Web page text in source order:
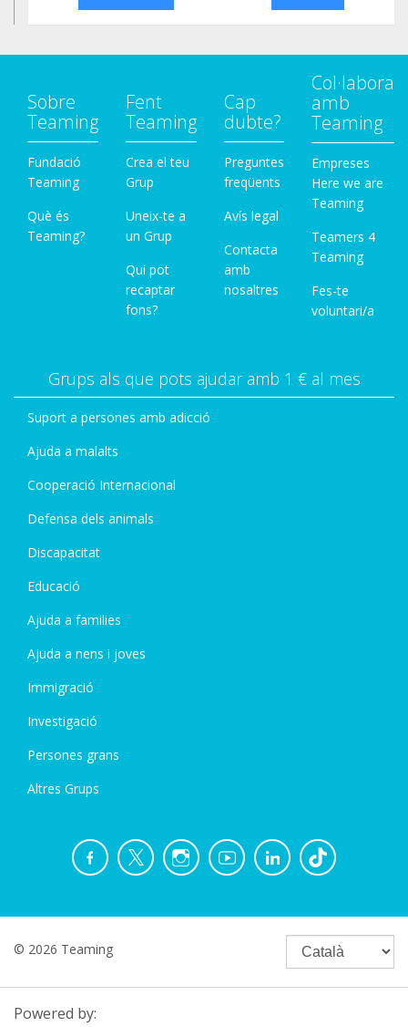
Sobre
Teaming
Fundació
Teaming
Què és
Teaming?
Fent
Teaming
Crea el teu
Grup
Uneix-te a
un Grup
Qui pot
recaptar
fons?
Cap
dubte?
Preguntes
freqüents
Avís legal
Contacta
amb
nosaltres
Col·labora
amb
Teaming
Empreses
Here we are
Teaming
Teamers 4
Teaming
Fes-te
voluntari/a
Grups als que pots ajudar amb 1 € al mes
Suport a persones amb adicció
Ajuda a malalts
Cooperació Internacional
Defensa dels animals
Discapacitat
Educació
Ajuda a families
Ajuda a nens i joves
Immigració
Investigació
Persones grans
Altres Grups
© 2026 Teaming
Powered by: